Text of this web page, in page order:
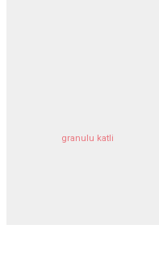
granulu katli